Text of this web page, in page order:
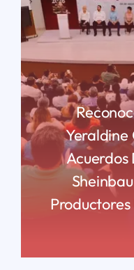
Yeraldine
Acuerdos